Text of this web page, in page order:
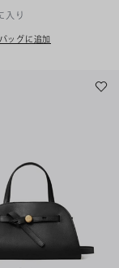
入り
ッグに追加